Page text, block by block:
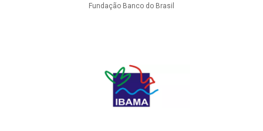
Fundação Banco do Brasil